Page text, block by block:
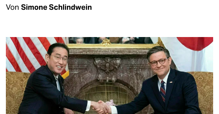
Von Simone Schlindwein